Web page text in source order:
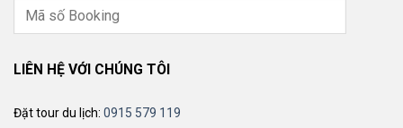
LIÊN HỆ VỚI CHÚNG TÔI
Đặt tour du lịch: 0915 579 119